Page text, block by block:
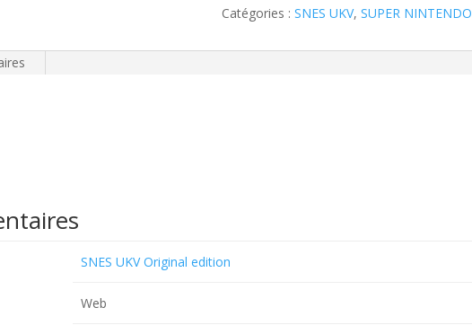
Catégories : SNES UKV, SUPER NINTENDO
SNES UKV Original edition
Web